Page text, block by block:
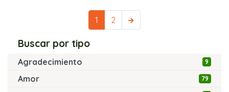
1 2 Siguiente
Buscar por tipo
Agradecimiento 9
Amor 79